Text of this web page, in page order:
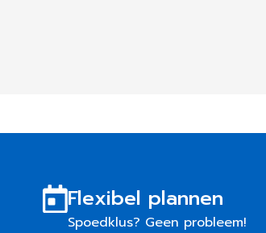
Flexibel plannen
Spoedklus? Geen probleem!